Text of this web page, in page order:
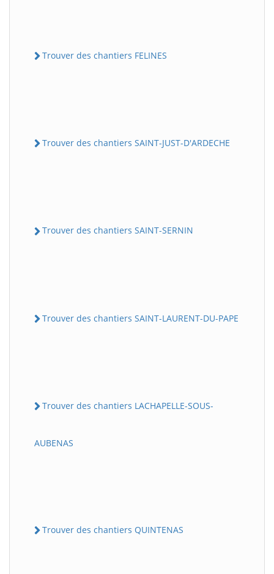
Trouver des chantiers FELINES
Trouver des chantiers SAINT-JUST-D'ARDECHE
Trouver des chantiers SAINT-SERNIN
Trouver des chantiers SAINT-LAURENT-DU-PAPE
Trouver des chantiers LACHAPELLE-SOUS-
AUBENAS
Trouver des chantiers QUINTENAS